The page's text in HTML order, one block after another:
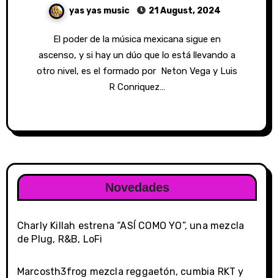
yas yas music 21 August, 2024
El poder de la música mexicana sigue en
ascenso, y si hay un dúo que lo está llevando a
otro nivel, es el formado por Neton Vega y Luis
R Conriquez…
Novedades
Charly Killah estrena “ASÍ COMO YO”, una mezcla
de Plug, R&B, LoFi
Marcosth3frog mezcla reggaetón, cumbia RKT y